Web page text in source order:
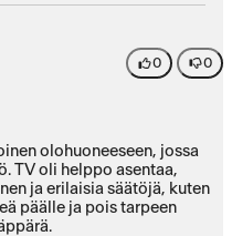
0 0
olohuoneeseen, jossa
TV oli helppo asentaa,
ja erilaisia säätöjä, kuten
päälle ja pois tarpeen